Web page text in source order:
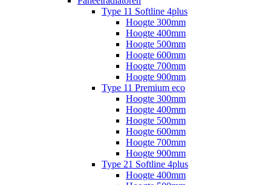
Type 11 Softline 4plus
Hoogte 300mm
Hoogte 400mm
Hoogte 500mm
Hoogte 600mm
Hoogte 700mm
Hoogte 900mm
Type 11 Premium eco
Hoogte 300mm
Hoogte 400mm
Hoogte 500mm
Hoogte 600mm
Hoogte 700mm
Hoogte 900mm
Type 21 Softline 4plus
Hoogte 400mm